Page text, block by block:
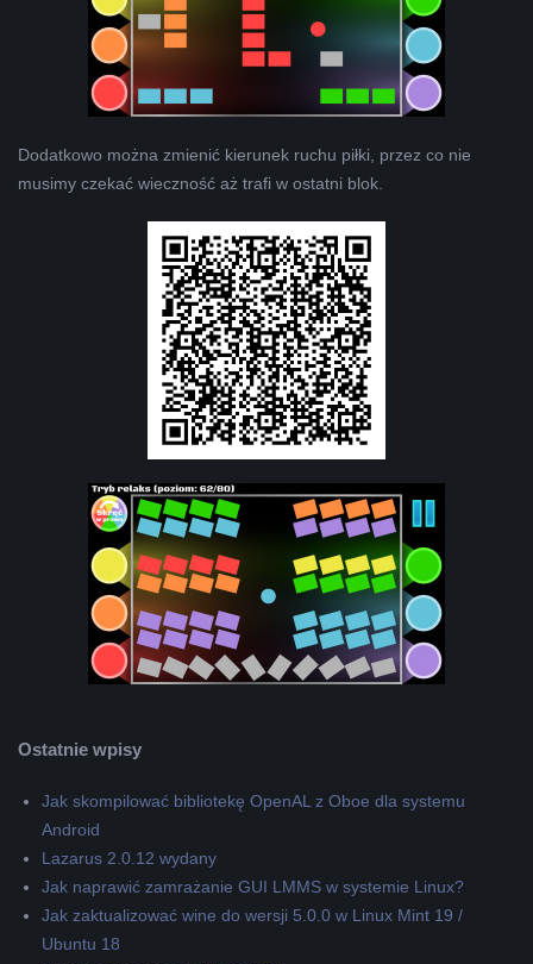
Dodatkowo można zmienić kierunek ruchu piłki, przez co nie
musimy czekać wieczność aż trafi w ostatni blok.
Ostatnie wpisy
Jak skompilować bibliotekę OpenAL z Oboe dla systemu
Android
Lazarus 2.0.12 wydany
Jak naprawić zamrażanie GUI LMMS w systemie Linux?
Jak zaktualizować wine do wersji 5.0.0 w Linux Mint 19 /
Ubuntu 18